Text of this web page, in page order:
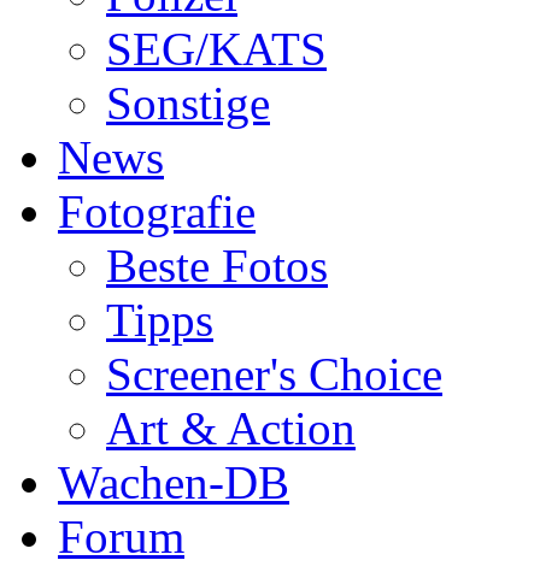
SEG/KATS
Sonstige
News
Fotografie
Beste Fotos
Tipps
Screener's Choice
Art & Action
Wachen-DB
Forum